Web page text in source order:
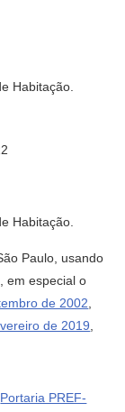
Habitação.
Habitação.
Paulo, usando
em especial o
de 2002
de 2019
Portaria PREF-